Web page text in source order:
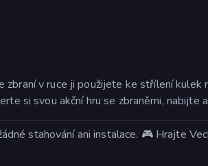
v ruce ji použijete ke střílení
si svou akční hru se zbraněmi, nabijte
stahování ani instalace. 🎮 Hrajte